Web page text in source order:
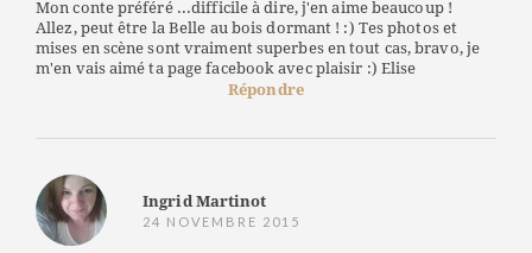
Mon conte préféré ...difficile à dire, j'en aime beaucoup !
Allez, peut être la Belle au bois dormant ! :) Tes photos et
mises en scène sont vraiment superbes en tout cas, bravo, je
m'en vais aimé ta page facebook avec plaisir :) Elise
Répondre
Ingrid Martinot
24 NOVEMBRE 2015